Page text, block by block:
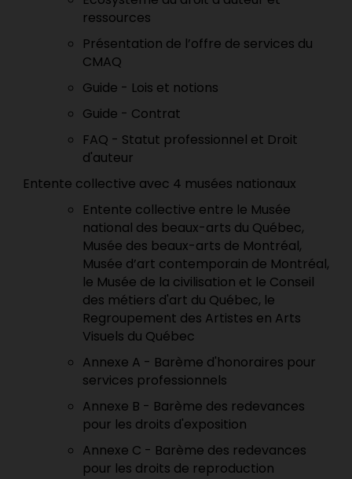
ressources
Présentation de l’offre de services du
CMAQ
Guide - Lois et notions
Guide - Contrat
FAQ - Statut professionnel et Droit
d'auteur
Entente collective avec 4 musées nationaux
Entente collective entre le Musée
national des beaux-arts du Québec,
Musée des beaux-arts de Montréal,
Musée d’art contemporain de Montréal,
le Musée de la civilisation et le Conseil
des métiers d'art du Québec, le
Regroupement des Artistes en Arts
Visuels du Québec
Annexe A - Barème d'honoraires pour
services professionnels
Annexe B - Barème des redevances
pour les droits d'exposition
Annexe C - Barème des redevances
pour les droits de reproduction